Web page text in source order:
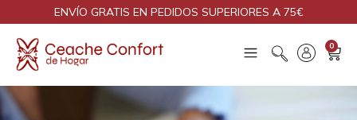
ENVÍO GRATIS EN PEDIDOS SUPERIORES A 75€
0